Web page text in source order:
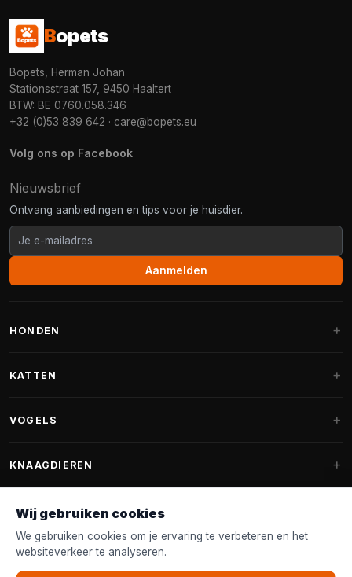
Bopets
Bopets, Herman Johan
Stationsstraat 157, 9450 Haaltert
BTW: BE 0760.058.346
+32 (0)53 839 642 · care@bopets.eu
Volg ons op Facebook
Nieuwsbrief
Ontvang aanbiedingen en tips voor je huisdier.
Aanmelden
HONDEN
Fantail hondenmanden
Hondenspeelgoed
Halsband & Lijn
Shampoo & Verzorging
KATTEN
Krabpalen voor Maine Coon
Kattenmanden
VOGELS
Vogelvoer binnenvogels
Voederhuisjes
Nestkastjes & Nesting
Tuinvogelvoer
KNAAGDIEREN
Knaagdierenvoer
Accessoires
KLANTENSERVICE
Wij gebruiken cookies
We gebruiken cookies om je ervaring te verbeteren en het
websiteverkeer te analyseren.